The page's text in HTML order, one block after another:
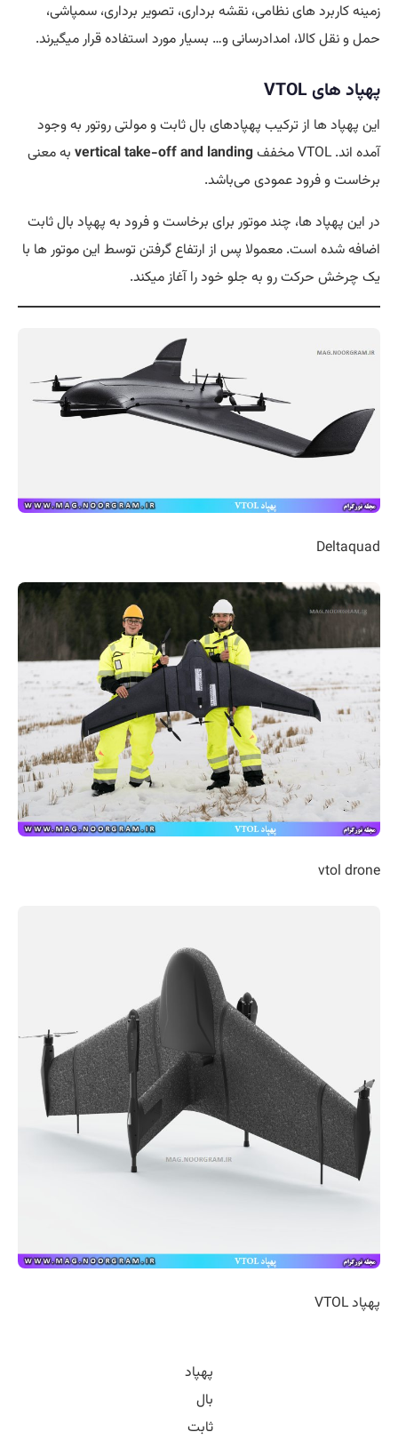
زمینه کاربرد های نظامی، نقشه برداری، تصویر برداری، سمپاشی،
حمل و نقل کالا، امدادرسانی و… بسیار مورد استفاده قرار میگیرند.
پهپاد های VTOL
این پهپاد ها از ترکیب پهپادهای بال ثابت و مولتی روتور به وجود
آمده اند. VTOL مخفف
vertical take-off and landing به معنی
برخاست و فرود عمودی می‌باشد.
در این پهپاد ها، چند موتور برای برخاست و فرود به پهپاد بال ثابت
اضافه شده است. معمولا پس از ارتفاع گرفتن توسط این موتور ها با
یک چرخش حرکت رو به جلو خود را آغاز میکند.
Deltaquad
vtol drone
پهپاد VTOL